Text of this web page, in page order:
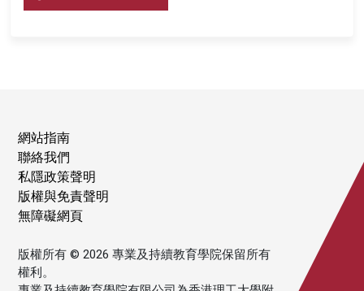
網站指南
聯絡我們
私隱政策聲明
版權與免責聲明
無障礙網頁
版權所有 © 2026 專業及持續教育學院保留所有
權利。